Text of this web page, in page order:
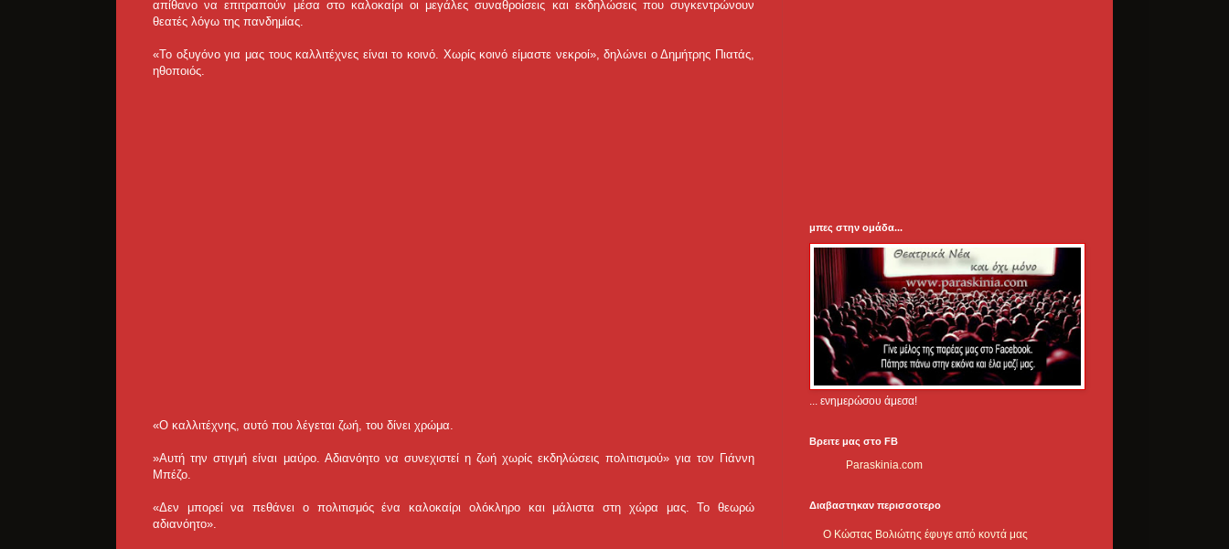
απίθανο να επιτραπούν μέσα στο καλοκαίρι οι μεγάλες συναθροίσεις και εκδηλώσεις που συγκεντρώνουν
θεατές λόγω της πανδημίας.
«Το οξυγόνο για μας τους καλλιτέχνες είναι το κοινό. Χωρίς κοινό είμαστε νεκροί», δηλώνει ο Δημήτρης Πιατάς,
ηθοποιός.
«Ο καλλιτέχνης, αυτό που λέγεται ζωή, του δίνει χρώμα.
»Αυτή την στιγμή είναι μαύρο. Αδιανόητο να συνεχιστεί η ζωή χωρίς εκδηλώσεις πολιτισμού» για τον Γιάννη
Μπέζο.
«Δεν μπορεί να πεθάνει ο πολιτισμός ένα καλοκαίρι ολόκληρο και μάλιστα στη χώρα μας. Το θεωρώ
αδιανόητο».
μπες στην ομάδα...
... ενημερώσου άμεσα!
Βρειτε μας στο FB
Paraskinia.com
Διαβαστηκαν περισσοτερο
Ο Κώστας Βολιώτης έφυγε από κοντά μας